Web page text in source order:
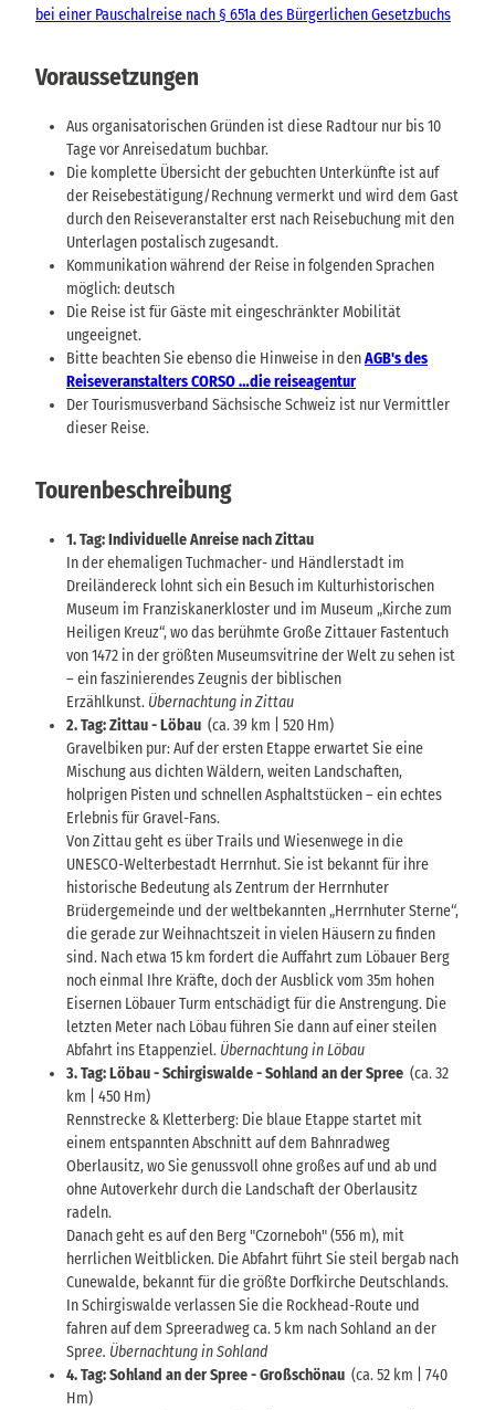
bei einer Pauschalreise nach § 651a des Bürgerlichen Gesetzbuchs
Voraussetzungen
Aus organisatorischen Gründen ist diese Radtour nur bis 10
Tage vor Anreisedatum buchbar.
Die komplette Übersicht der gebuchten Unterkünfte ist auf
der Reisebestätigung/Rechnung vermerkt und wird dem Gast
durch den Reiseveranstalter erst nach Reisebuchung mit den
Unterlagen postalisch zugesandt.
Kommunikation während der Reise in folgenden Sprachen
möglich: deutsch
Die Reise ist für Gäste mit eingeschränkter Mobilität
ungeeignet.
Bitte beachten Sie ebenso die Hinweise in denAGB's des
Reiseveranstalters CORSO …die reiseagentur
Der Tourismusverband Sächsische Schweiz ist nur Vermittler
dieser Reise.
Tourenbeschreibung
1. Tag: Individuelle Anreise nach Zittau
In der ehemaligen Tuchmacher- und Händlerstadt im
Dreiländereck lohnt sich ein Besuch im Kulturhistorischen
Museum im Franziskanerkloster und im Museum „Kirche zum
Heiligen Kreuz“, wo das berühmte Große Zittauer Fastentuch
von 1472 in der größten Museumsvitrine der Welt zu sehen ist
– ein faszinierendes Zeugnis der biblischen
Erzählkunst. Übernachtung in Zittau
2. Tag: Zittau - Löbau (ca. 39 km | 520 Hm)
Gravelbiken pur: Auf der ersten Etappe erwartet Sie eine
Mischung aus dichten Wäldern, weiten Landschaften,
holprigen Pisten und schnellen Asphaltstücken – ein echtes
Erlebnis für Gravel-Fans.
Von Zittau geht es über Trails und Wiesenwege in die
UNESCO-Welterbestadt Herrnhut. Sie ist bekannt für ihre
historische Bedeutung als Zentrum der Herrnhuter
Brüdergemeinde und der weltbekannten „Herrnhuter Sterne“,
die gerade zur Weihnachtszeit in vielen Häusern zu finden
sind. Nach etwa 15 km fordert die Auffahrt zum Löbauer Berg
noch einmal Ihre Kräfte, doch der Ausblick vom 35m hohen
Eisernen Löbauer Turm entschädigt für die Anstrengung. Die
letzten Meter nach Löbau führen Sie dann auf einer steilen
Abfahrt ins Etappenziel. Übernachtung in Löbau
3. Tag: Löbau - Schirgiswalde - Sohland an der Spree (ca. 32
km | 450 Hm)
Rennstrecke & Kletterberg: Die blaue Etappe startet mit
einem entspannten Abschnitt auf dem Bahnradweg
Oberlausitz, wo Sie genussvoll ohne großes auf und ab und
ohne Autoverkehr durch die Landschaft der Oberlausitz
radeln.
Danach geht es auf den Berg "Czorneboh" (556 m), mit
herrlichen Weitblicken. Die Abfahrt führt Sie steil bergab nach
Cunewalde, bekannt für die größte Dorfkirche Deutschlands.
In Schirgiswalde verlassen Sie die Rockhead-Route und
fahren auf dem Spreeradweg ca. 5 km nach Sohland an der
Spree. Übernachtung in Sohland
4. Tag: Sohland an der Spree - Großschönau (ca. 52 km | 740
Hm)